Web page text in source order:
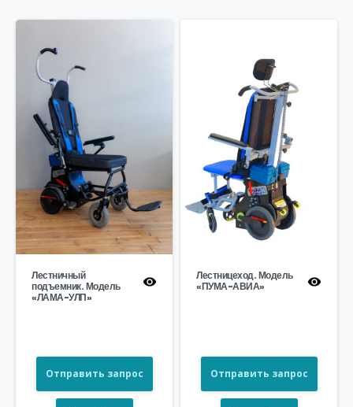
Лестничный
подъемник. Модель
«ЛАМА-УЛП»
Отправить запрос
Лестницеход. Модель
«ПУМА-АВИА»
Отправить запрос